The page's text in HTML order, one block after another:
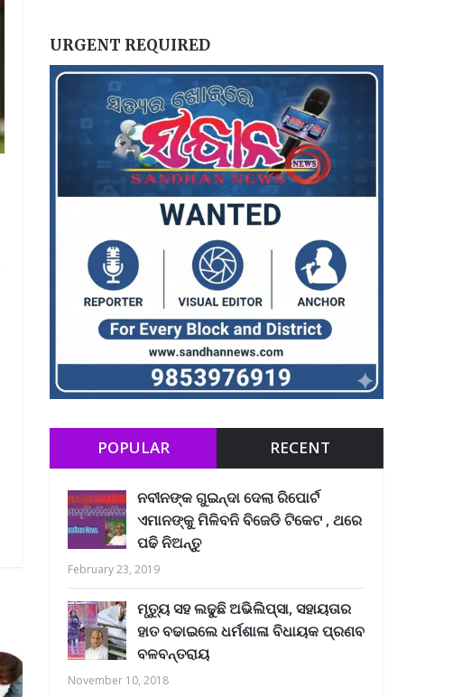
URGENT REQUIRED
POPULAR RECENT
ନବୀନଙ୍କ ଗୁଇନ୍ଦା ଦେଲା ରିପୋର୍ଟ
ଏମାନଙ୍କୁ ମିଳିବନି ବିଜେଡି ଟିକେଟ , ଥରେ
ପଢି ନିଅନ୍ତୁ
February 23, 2019
ମୃତ୍ୟୁ ସହ ଲଢୁଛି ଅଭିଲିପ୍ସା, ସହାୟତାର
ହାତ ବଢାଇଲେ ଧର୍ମଶାଳା ବିଧାୟକ ପ୍ରଣବ
ବଳବନ୍ତରାୟ
November 10, 2018